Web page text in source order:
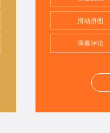
滑动拼图
弹幕评论